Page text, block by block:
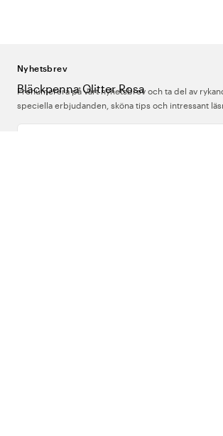
Bläckpenna Glitter Rosa
Nyhetsbrev
Prenumerera på vårt nyhetsbrev och ta del av
speciella erbjudanden, sköna tips och intressant
Ange din e-postadress